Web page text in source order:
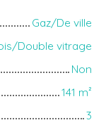
Gaz/De ville
Double vitrage
Non
141 m²
3